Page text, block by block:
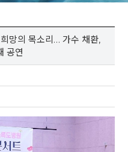
망의 목소리… 가수 채환,
공연